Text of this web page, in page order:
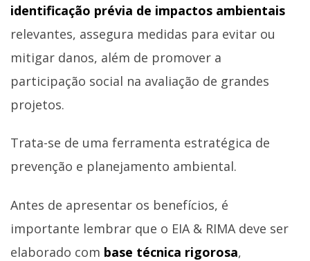
identificação prévia de impactos ambientais
relevantes, assegura medidas para evitar ou
mitigar danos, além de promover a
participação social na avaliação de grandes
projetos.
Trata-se de uma ferramenta estratégica de
prevenção e planejamento ambiental.
Antes de apresentar os benefícios, é
importante lembrar que o EIA & RIMA deve ser
elaborado com base técnica rigorosa,